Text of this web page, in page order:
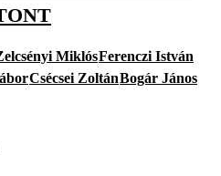
MiklósFerenczi István
Csécsei ZoltánBogár János